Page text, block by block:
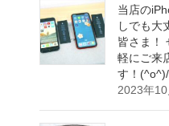
当店の
しでも大
皆さま！
軽にご来
す！(^o^)/
2023年10